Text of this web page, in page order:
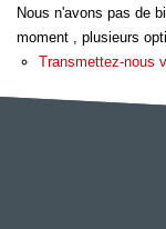
Nous n'avons pas de
moment , plusieurs
Transmettez-nous